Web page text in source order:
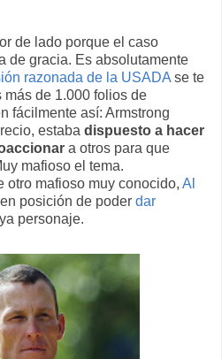
de lado porque el caso
de gracia. Es absolutamente
razonada de la USADA se te
de 1.000 folios de
fácilmente así: Armstrong
estaba dispuesto a hacer
a otros para que
mafioso el tema.
otro mafioso muy conocido, Al
posición de poder dar
personaje.